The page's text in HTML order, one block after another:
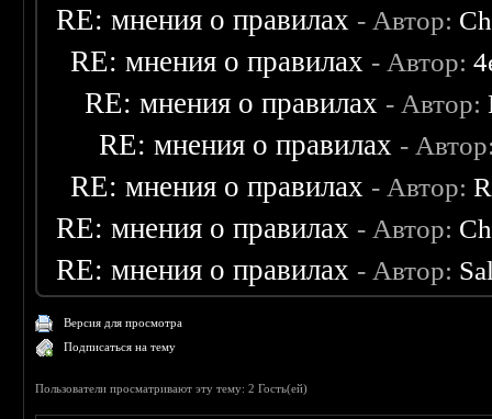
RE: мнения о правилах - Автор:
RE: мнения о правилах - Автор:
RE: мнения о правилах - Автор:
RE: мнения о правилах -
RE: мнения о правилах - Автор:
RE: мнения о правилах - Автор:
RE: мнения о правилах - Автор:
Версия для просмотра
Подписаться на тему
Пользователи просматривают эту тему: 2 Гость(ей)